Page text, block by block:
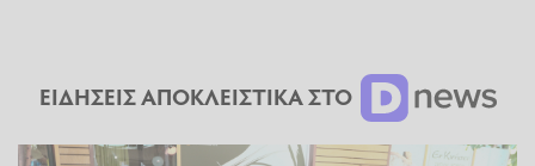
ΕΙΔΗΣΕΙΣ ΑΠΟΚΛΕΙΣΤΙΚΑ ΣΤΟ